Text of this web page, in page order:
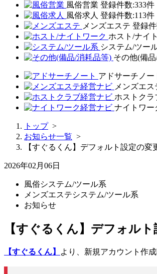
風俗営業 登録件数:333件
風俗求人 登録件数:113件
メンズエステ 登録
ホスト/ナイ
システム/ツー
その他(備
アドサーチノー
メンズエ
ホストクラ
ナイトワー
トップ >
お知らせ一覧 >
【すぐるくん】デフォルト設定の変
2026年02月06日
風俗システム/ツール系
メンズエステシステム/ツール系
お知らせ
【すぐるくん】デフォル
【すぐるくん】 より、新規アカウント作